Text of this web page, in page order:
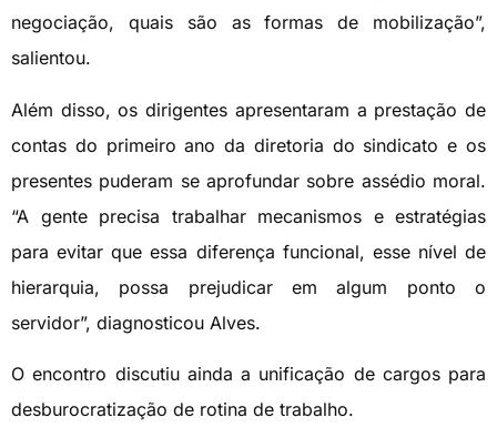
negociação, quais são as formas de mobilização”,
salientou.
Além disso, os dirigentes apresentaram a prestação de
contas do primeiro ano da diretoria do sindicato e os
presentes puderam se aprofundar sobre assédio moral.
“A gente precisa trabalhar mecanismos e estratégias
para evitar que essa diferença funcional, esse nível de
hierarquia, possa prejudicar em algum ponto o
servidor”, diagnosticou Alves.
O encontro discutiu ainda a unificação de cargos para
desburocratização de rotina de trabalho.